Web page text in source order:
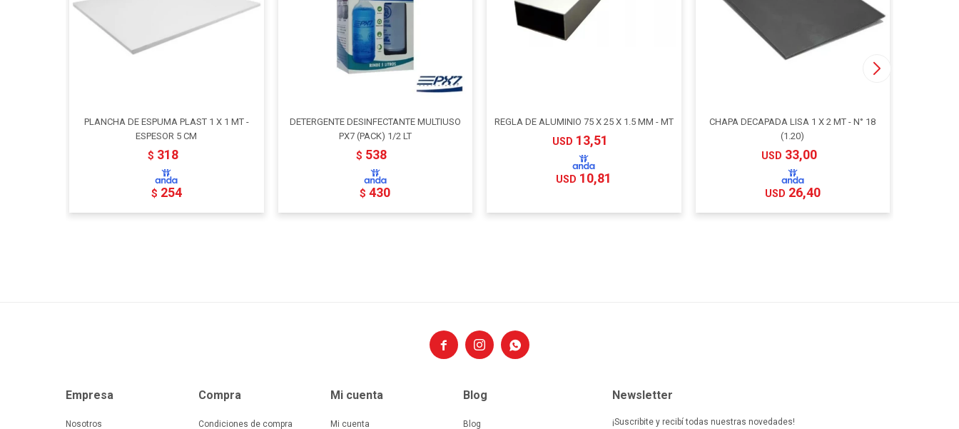
PLANCHA DE ESPUMA PLAST 1 X 1 MT -
ESPESOR 5 CM
$ 318
$ 254
DETERGENTE DESINFECTANTE MULTIUSO
PX7 (PACK) 1/2 LT
$ 538
$ 430
REGLA DE ALUMINIO 75 X 25 X 1.5 MM - MT
USD 13,51
USD 10,81
CHAPA DECAPADA LISA 1 X 2 MT - N° 18
(1.20)
USD 33,00
USD 26,40
  
Empresa
Nosotros
Compra
Condiciones de compra
Mi cuenta
Mi cuenta
Blog
Blog
Newsletter
¡Suscribite y recibí todas nuestras novedades!